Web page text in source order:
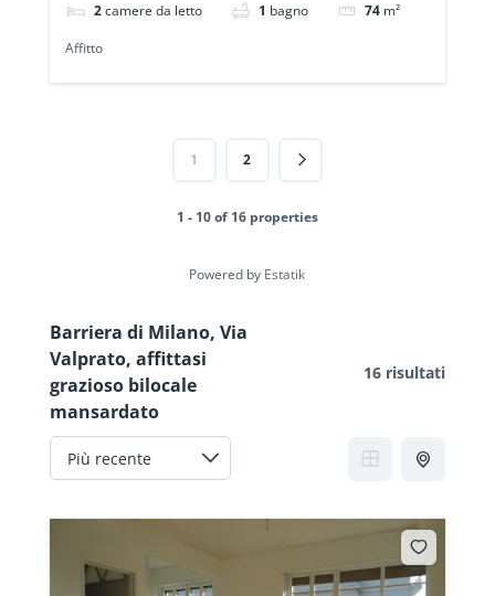
2camere da letto 1 bagno 74 m²
Affitto
1 2
1 - 10 of 16 properties
Powered by Estatik
Barriera di Milano, Via
Valprato, affittasi
grazioso bilocale
mansardato
16 risultati